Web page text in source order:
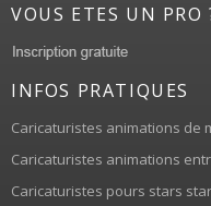
VOUS ETES UN PRO
INFOS PRATIQUES
Caricaturistes animations de
Caricaturistes animations
Caricaturistes pours stars star